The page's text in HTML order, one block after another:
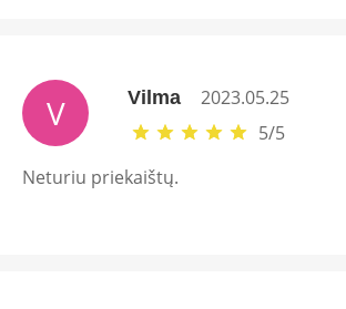
V Vilma
2023.05.25
5/5
Neturiu priekaištų.